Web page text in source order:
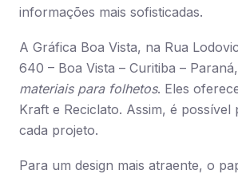
informações mais sofisticadas.
A Gráfica Boa Vista, na Rua
640 – Boa Vista – Curitiba –
materiais para folhetos. Eles
Kraft e Reciclato. Assim, é possível
cada projeto.
Para um design mais atraente, o